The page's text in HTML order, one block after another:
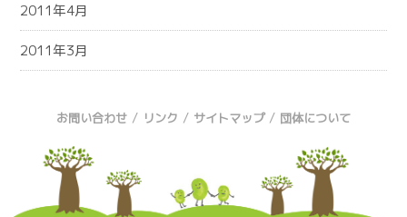
2011年4月
2011年3月
お問い合わせ / リンク / サイトマップ / 団体について